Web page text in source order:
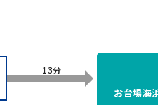
13分
お台場海